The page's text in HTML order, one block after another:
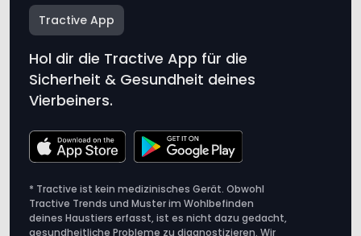
Hol dir die Tractive App für die
Sicherheit & Gesundheit deines
Vierbeiners.
* Tractive ist kein medizinisches Gerät. Obwohl
Tractive Trends und Muster im Wohlbefinden
gesundheitliche Probleme zu diagnostizieren. Wir
empfehlen, bei gesundheitlichen Fragen oder
Auffälligkeiten stets den Rat einer Tierärztin oder
eines Tierarztes einzuholen.